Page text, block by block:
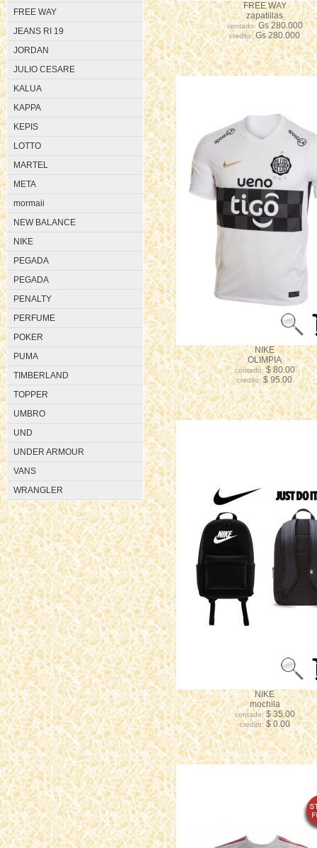
FREE WAY
JEANS RI 19
JORDAN
JULIO CESARE
KALUA
KAPPA
KEPIS
LOTTO
MARTEL
META
mormaii
NEW BALANCE
NIKE
PEGADA
PEGADA
PENALTY
PERFUME
POKER
PUMA
TIMBERLAND
TOPPER
UMBRO
UND
UNDER ARMOUR
VANS
WRANGLER
FREE WAY
zapatillas
contado:Gs 280.000
credito:Gs 280.000
NIKE
OLIMPIA
contado:$ 80.00
credito:$ 95.00
NIKE
mochila
contado:$ 35.00
credito:$ 0.00